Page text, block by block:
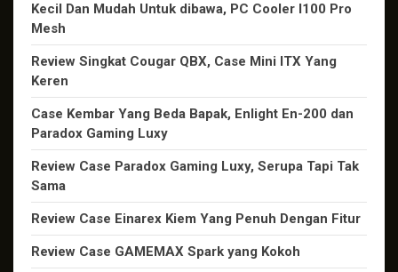
Kecil Dan Mudah Untuk dibawa, PC Cooler I100 Pro
Mesh
Review Singkat Cougar QBX, Case Mini ITX Yang
Keren
Case Kembar Yang Beda Bapak, Enlight En-200 dan
Paradox Gaming Luxy
Review Case Paradox Gaming Luxy, Serupa Tapi Tak
Sama
Review Case Einarex Kiem Yang Penuh Dengan Fitur
Review Case GAMEMAX Spark yang Kokoh